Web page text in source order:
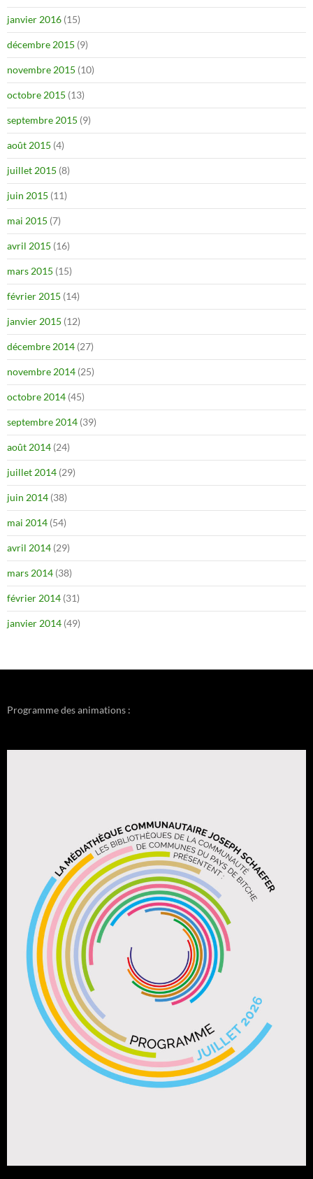
janvier 2016 (15)
décembre 2015 (9)
novembre 2015 (10)
octobre 2015 (13)
septembre 2015 (9)
août 2015 (4)
juillet 2015 (8)
juin 2015 (11)
mai 2015 (7)
avril 2015 (16)
mars 2015 (15)
février 2015 (14)
janvier 2015 (12)
décembre 2014 (27)
novembre 2014 (25)
octobre 2014 (45)
septembre 2014 (39)
août 2014 (24)
juillet 2014 (29)
juin 2014 (38)
mai 2014 (54)
avril 2014 (29)
mars 2014 (38)
février 2014 (31)
janvier 2014 (49)
Programme des animations :